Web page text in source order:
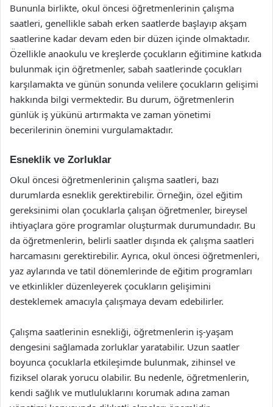
Bununla birlikte, okul öncesi öğretmenlerinin çalışma
saatleri, genellikle sabah erken saatlerde başlayıp akşam
saatlerine kadar devam eden bir düzen içinde olmaktadır.
Özellikle anaokulu ve kreşlerde çocukların eğitimine katkıda
bulunmak için öğretmenler, sabah saatlerinde çocukları
karşılamakta ve günün sonunda velilere çocukların gelişimi
hakkında bilgi vermektedir. Bu durum, öğretmenlerin
günlük iş yükünü artırmakta ve zaman yönetimi
becerilerinin önemini vurgulamaktadır.
Esneklik ve Zorluklar
Okul öncesi öğretmenlerinin çalışma saatleri, bazı
durumlarda esneklik gerektirebilir. Örneğin, özel eğitim
gereksinimi olan çocuklarla çalışan öğretmenler, bireysel
ihtiyaçlara göre programlar oluşturmak durumundadır. Bu
da öğretmenlerin, belirli saatler dışında ek çalışma saatleri
harcamasını gerektirebilir. Ayrıca, okul öncesi öğretmenleri,
yaz aylarında ve tatil dönemlerinde de eğitim programları
ve etkinlikler düzenleyerek çocukların gelişimini
desteklemek amacıyla çalışmaya devam edebilirler.
Çalışma saatlerinin esnekliği, öğretmenlerin iş-yaşam
dengesini sağlamada zorluklar yaratabilir. Uzun saatler
boyunca çocuklarla etkileşimde bulunmak, zihinsel ve
fiziksel olarak yorucu olabilir. Bu nedenle, öğretmenlerin,
kendi sağlık ve mutluluklarını korumak adına zaman